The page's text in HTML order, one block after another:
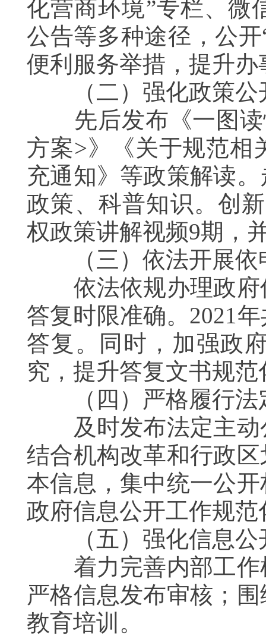
化营商环境”专栏、微
公告等多种途径，公
便利服务举措，提升办
（二）强化政策公
先后发布《一图
方案>》《关于规范相
充通知》等政策解读
政策、科普知识。创
权政策讲解视频9期，
（三） 依法开展依
依法依规办理政府
答复时限准确。 2021年
答复 。同时，加强政
究，提升答复文书规范
（四）严格履行法
及时发布法定主动
结合机构改革和行政
本信息， 集中统一公
政府信息公开工作规
（五）强化信息公
着力完善内部工作
严格信息发布审核；
教育培训。